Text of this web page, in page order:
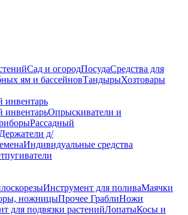
Сад и огородПосудаСредства для
ям и бассейновТандырыХозтовары
инвентарь
инвентарьОпрыскиватели и
Рассадный
Держатели д/
Индивидуальные средства
Инструмент для поливаМаячки
ножницыПрочее ГраблиНожи
для подвязки растенийЛопатыКосы и